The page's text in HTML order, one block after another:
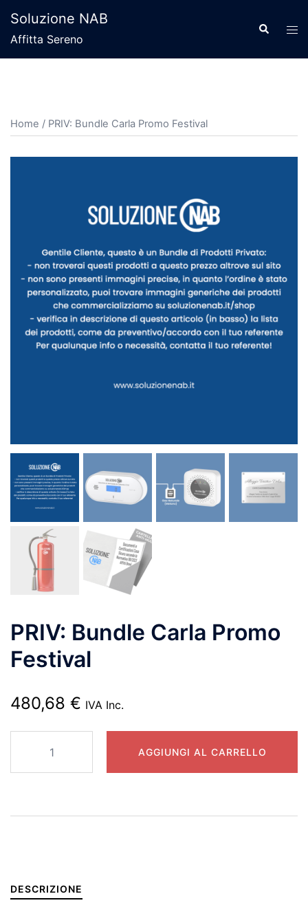
Soluzione NAB
Affitta Sereno
Home / PRIV: Bundle Carla Promo Festival
PRIV: Bundle Carla Promo
Festival
480,68 € IVA Inc.
AGGIUNGI AL CARRELLO
DESCRIZIONE